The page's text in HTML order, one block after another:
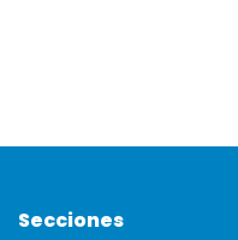
Secciones